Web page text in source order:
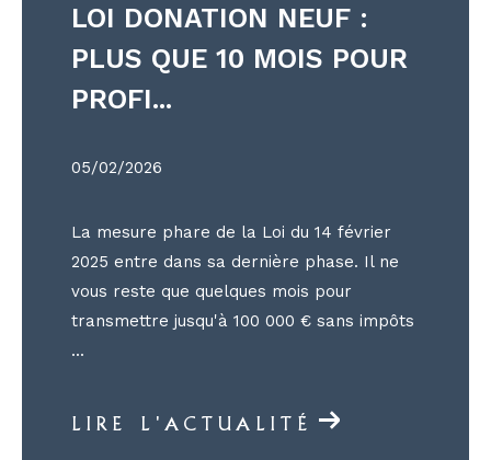
LOI DONATION NEUF :
PLUS QUE 10 MOIS POUR
PROFI...
05/02/2026
La mesure phare de la Loi du 14 février
2025 entre dans sa dernière phase. Il ne
vous reste que quelques mois pour
transmettre jusqu'à 100 000 € sans impôts
...
LIRE L'ACTUALITÉ